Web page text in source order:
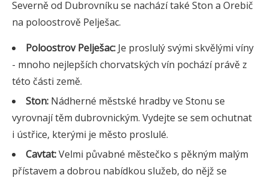
Severně od Dubrovníku se nachází také Ston a Orebič
na poloostrově Pelješac.
Poloostrov Pelješac: Je proslulý svými skvělými víny
- mnoho nejlepších chorvatských vín pochází právě z
této části země.
Ston: Nádherné městské hradby ve Stonu se
vyrovnají těm dubrovnickým. Vydejte se sem ochutnat
i ústřice, kterými je město proslulé.
Cavtat:Velmi půvabné městečko s pěkným malým
přístavem a dobrou nabídkou služeb, do nějž se